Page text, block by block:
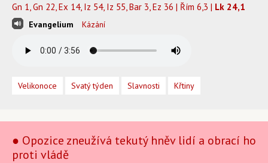
Gn 1, Gn 22, Ex 14, Iz 54, Iz 55, Bar 3, Ez 36 | Řím 6,3 | Lk 24,1
Evangelium Kázání
Velikonoce Svatý týden Slavnosti Křtiny
● Opozice zneužívá tekutý hněv lidí a obrací ho
proti vládě